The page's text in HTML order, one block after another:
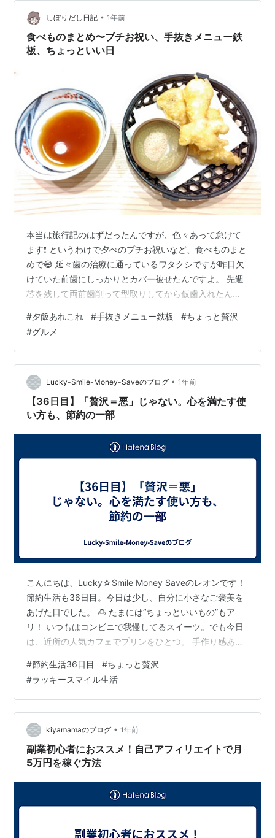
ベルリン・ドイツ・オペラ「フィガロの結婚」 モダンな
空間で贅沢な時間を ベルリンでオペラを鑑賞するなら 価
格：日本よりはるかに…
しぼりだし日記 • 1年前
食べものまとめ〜プチお祝い、手抜きメニュー鉄
板、ちょっといい日
本当は旅行記のはずだったんですが、色々あって怠けて
ます❗️ というわけで夕べのプチお祝いなど、食べものまと
めで😅 延々歯の治療に通っているワタクシですが昨日欠
けていた前歯にしっかりとカバー被せたんですよ。 先週
芯を残して両前歯削って型取りしてから仮歯入れたんで
で、そこからずっと家に引き篭もっていたんですね。 昨
日やっとちゃんとしたもんですから、嬉しくなっちゃっ
て。唐突に なんでもいいから外でご飯食べるんじゃー‼️
と夫に付き合ってもらいました。 息子はドライブで留守
だったので、結局奮発して久しぶりに回らないお寿司に
🤭🤭🤭 いさきの天ぷら 塩辛ク…
#夕飯あれこれ #手抜きメニュー鉄板 #ちょっと贅沢
#グルメ
Lucky-Smile-Money-Saveのブログ • 1年前
【36日目】「贅沢＝悪」じゃない。心を満たす使
い方も、節約の一部
こんにちは、Lucky☆Smile Money Saveのレオンです！
節約生活も36日目。今日は少し、自分に小さなご褒美を
あげた日でした。 🍮 たまには“ちょっといいもの”もア
リ！ いつもはコンビニで我慢してるスイーツ。でも今日
は、近所の人気カフェでプリンをひとつ。 手作り感ある
っとの出費でも、満足感は倍！ これって、“贅沢”かもし
れないけど、心を整える節約の一部だと思ってる。 ✅ 今
日のレオンの節約アクション 行動項目 内容 節約的視点
ご褒美スイーツ カフェのプリン（¥330） 安いスイーツ
を3つ買うより“満足1点集中”🎯 自炊メイ…
#節約生活36日目 #ちょっと贅沢
#ラッキースマイル生活
kiyamamaのブログ • 1年前
副業初心者におススメ！自己アフィリエイトで月
5万円を稼ぐ方法